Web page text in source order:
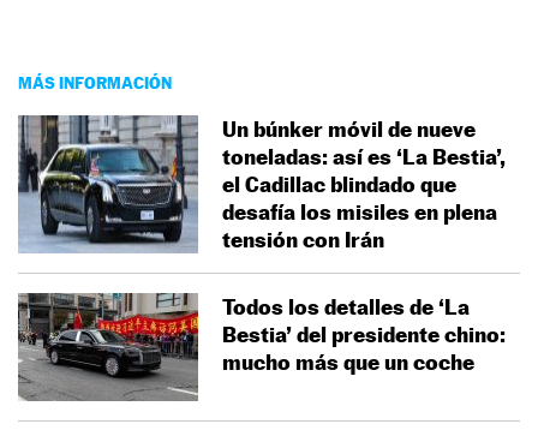
MÁS INFORMACIÓN
Un búnker móvil de nueve
toneladas: así es ‘La Bestia’,
el Cadillac blindado que
desafía los misiles en plena
tensión con Irán
Todos los detalles de ‘La
Bestia’ del presidente chino:
mucho más que un coche